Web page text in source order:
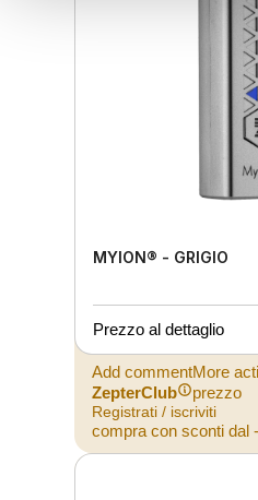
MYION® - GRIGIO
Prezzo al dettaglio
Add commentMore
ZepterClub
prezzo
Registrati / iscriviti
compra con sconti dal